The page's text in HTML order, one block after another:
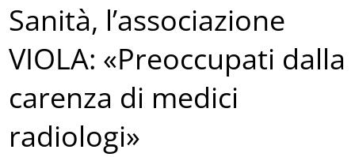
Sanità, l’associazione
VIOLA: «Preoccupati dalla
carenza di medici
radiologi»